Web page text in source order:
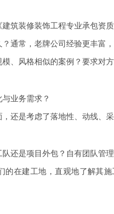
筑装修装饰工程专业承包资
通常，老牌公司经验更丰富，
、风格相似的案例？要求对
业务需求？
还是考虑了落地性、动线、
还是项目外包？自有团队管
的在建工地，直观地了解其